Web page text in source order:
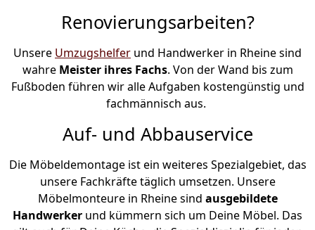
Renovierungsarbeiten?
Unsere Umzugshelfer und Handwerker in Rheine sind
wahre Meister ihres Fachs. Von der Wand bis zum
Fußboden führen wir alle Aufgaben kostengünstig und
fachmännisch aus.
Auf- und Abbauservice
Die Möbeldemontage ist ein weiteres Spezialgebiet, das
unsere Fachkräfte täglich umsetzen. Unsere
Möbelmonteure in Rheine sind ausgebildete
Handwerker und kümmern sich um Deine Möbel. Das